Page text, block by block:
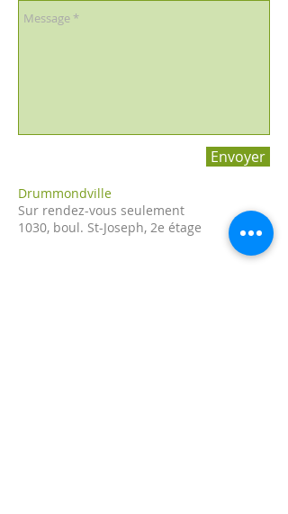
Envoyer
Drummondville
Sur rendez-vous seulement
1030, boul. St-Joseph, 2e étage